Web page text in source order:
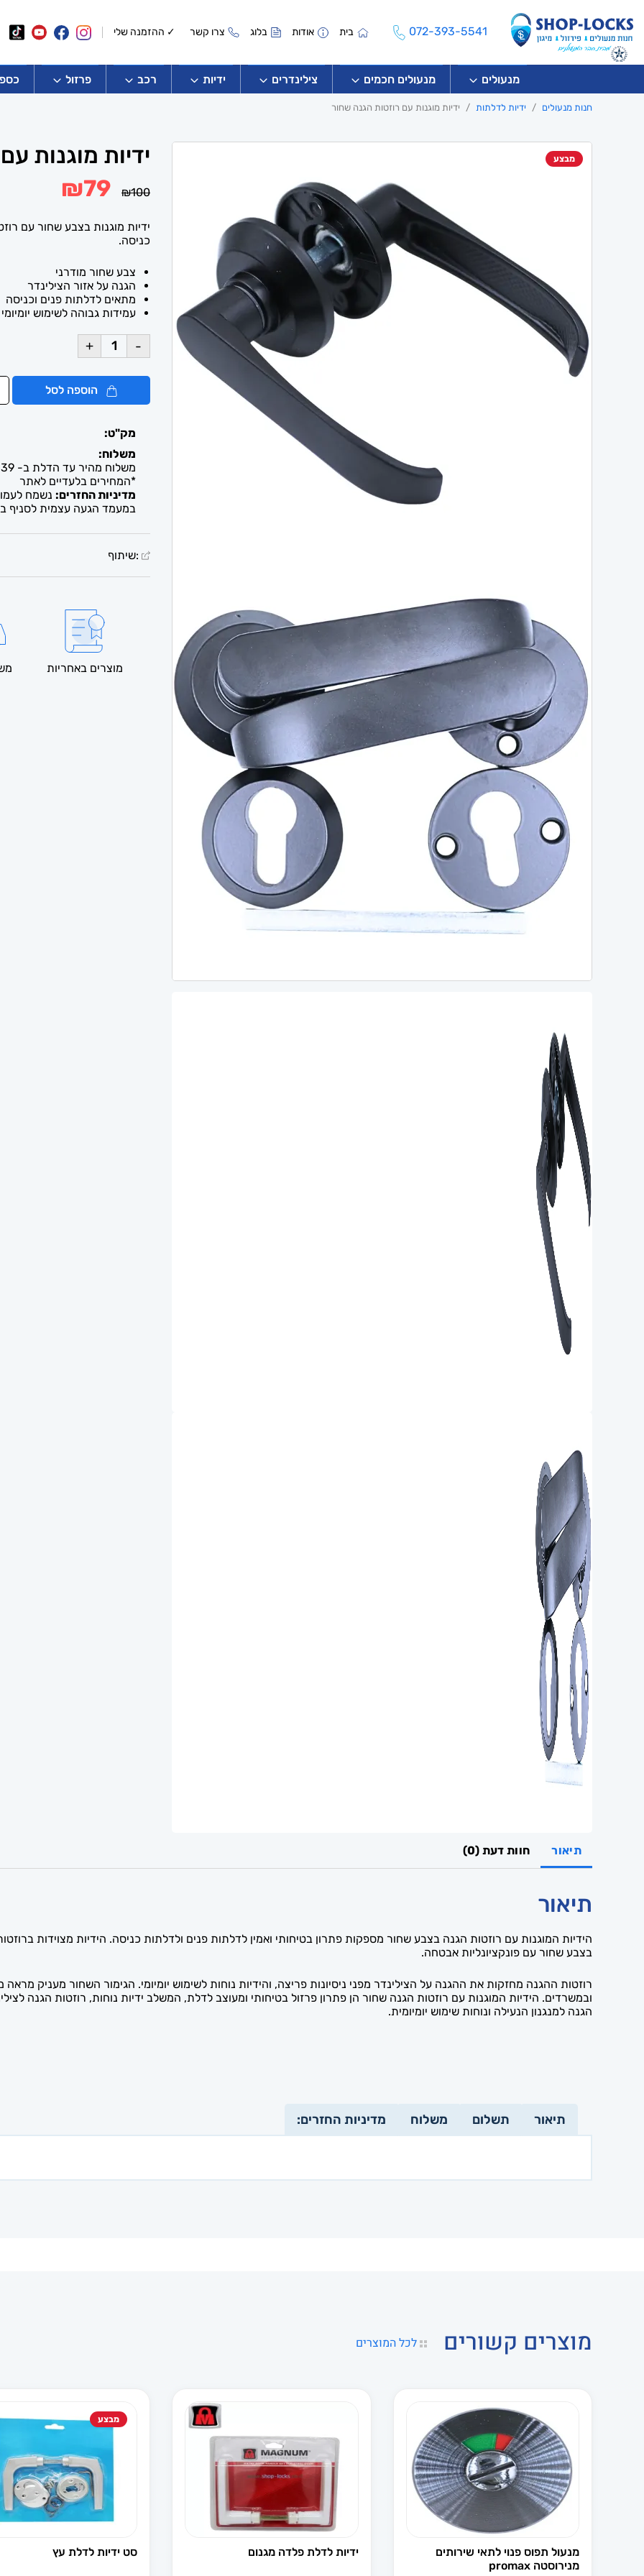
072-393-5541 בית אודות בלוג צרו קשר ✓ ההזמנה שלי
מנעולים מנעולים חכמים צילינדרים ידיות רכב פרזול
חנות מנעולים ידיות לדלתות ידיות מוגנות עם רוזטות הגנה שחור
מבצע ידיות מוגנות
₪100
המחיר
המקורי
₪100.
₪79
₪79.
ידיות מוגנות בצבע שחור עם
כניסה.
צבע שחור מודרני
הגנה על אזור הצילינדר
מתאים לדלתות פנים וכניסה
עמידות גבוהה לשימוש יומיומי
-
+
הוספה לסל
מק"ט:
משלוח:
משלוח מהיר עד הדלת ב- 39 ש"ח. עד 2-5 ימי עסקים / איסוף חינם מבית העסק
*המחירים בלעדיים לאתר
מדיניות החזרים: נשמח
במעמד הגעה עצמית לסניף
:שיתוף
מוצרים באחריות
תיאור חוות דעת (0)
תיאור
הידיות המוגנות עם רוזטות הגנה בצבע שחור מספקות פתרון בטיחותי ואמין לדלתות פנים ולדלתות כניסה. הידיות מצוידות
בצבע שחור עם פונקציונליות אבטחה.
רוזטות ההגנה מחזקות את ההגנה על הצילינדר מפני ניסיונות פריצה, והידיות נוחות לשימוש יומיומי. הגימור השחור מעניק
ובמשרדים. הידיות המוגנות עם רוזטות הגנה שחור הן פתרון פרזול בטיחותי ומעוצב לדלת, המשלב ידיות נוחות, רוזטות הגנה
הגנה למנגנון הנעילה ונוחות שימוש יומיומית.
תיאור תשלום משלוח מדיניות החזרים:
מוצרים קשורים לכל המוצרים
מנעול תפוס פנוי לתאי שירותים
מנירוסטה promax
ידיות לדלת פלדה מגנום
מבצע
סט ידיות לדלת עץ